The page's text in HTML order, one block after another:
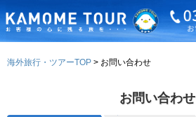
海外旅行・ツアーTOP お問い合わせ
お問い合わせ